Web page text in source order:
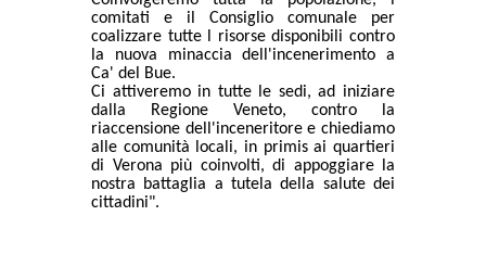
comitati e il Consiglio comunale per
coalizzare tutte l risorse disponibili contro
la nuova minaccia dell'incenerimento a
Ca' del Bue.
Ci attiveremo in tutte le sedi, ad iniziare
dalla Regione Veneto, contro la
riaccensione dell'inceneritore e chiediamo
alle comunità locali, in primis ai quartieri
di Verona più coinvolti, di appoggiare la
nostra battaglia a tutela della salute dei
cittadini".